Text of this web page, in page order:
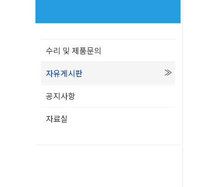
수리 및 제품문의
자유게시판
공지사항
자료실